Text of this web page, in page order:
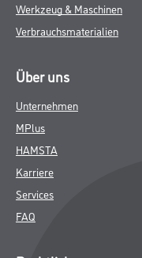
Werkzeug & Maschinen
Verbrauchsmaterialien
Über uns
Unternehmen
MPlus
HAMSTA
Karriere
Services
FAQ